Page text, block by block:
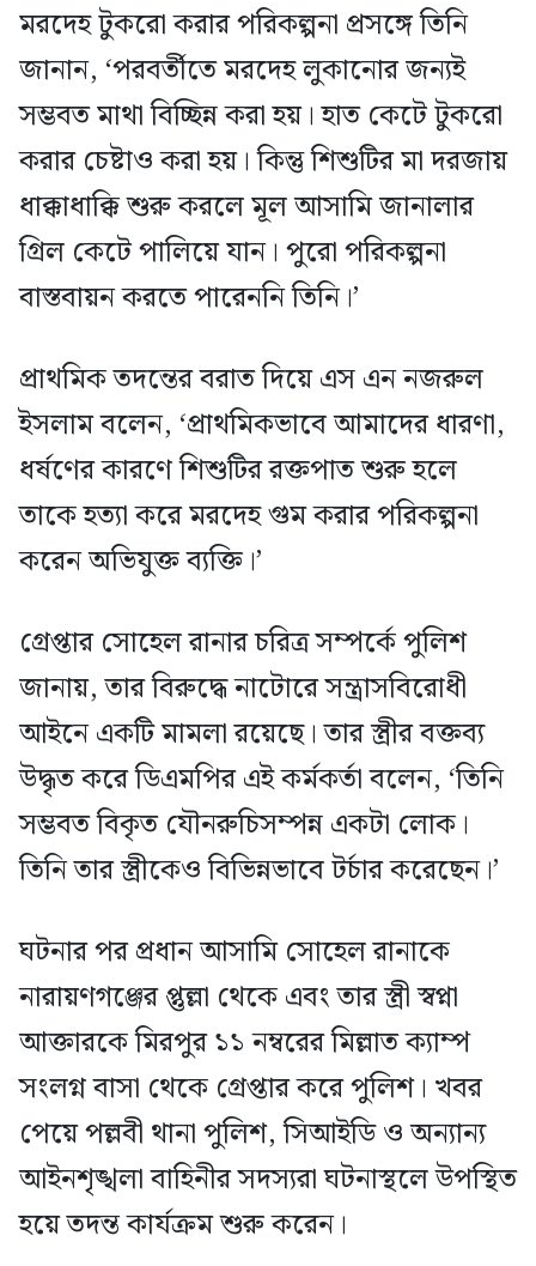
মরদেহ টুকরো করার পরিকল্পনা প্রসঙ্গে তিনি
জানান, ‘পরবর্তীতে মরদেহ লুকানোর জন্যই
সম্ভবত মাথা বিচ্ছিন্ন করা হয়। হাত কেটে টুকরো
করার চেষ্টাও করা হয়। কিন্তু শিশুটির মা দরজায়
ধাক্কাধাক্কি শুরু করলে মূল আসামি জানালার
গ্রিল কেটে পালিয়ে যান। পুরো পরিকল্পনা
বাস্তবায়ন করতে পারেননি তিনি।’
প্রাথমিক তদন্তের বরাত দিয়ে এস এন নজরুল
ইসলাম বলেন, ‘প্রাথমিকভাবে আমাদের ধারণা,
ধর্ষণের কারণে শিশুটির রক্তপাত শুরু হলে
তাকে হত্যা করে মরদেহ গুম করার পরিকল্পনা
করেন অভিযুক্ত ব্যক্তি।’
গ্রেপ্তার সোহেল রানার চরিত্র সম্পর্কে পুলিশ
জানায়, তার বিরুদ্ধে নাটোরে সন্ত্রাসবিরোধী
আইনে একটি মামলা রয়েছে। তার স্ত্রীর বক্তব্য
উদ্ধৃত করে ডিএমপির এই কর্মকর্তা বলেন, ‘তিনি
সম্ভবত বিকৃত যৌনরুচিসম্পন্ন একটা লোক।
তিনি তার স্ত্রীকেও বিভিন্নভাবে টর্চার করেছেন।’
ঘটনার পর প্রধান আসামি সোহেল রানাকে
নারায়ণগঞ্জের প্তুল্লা থেকে এবং তার স্ত্রী স্বপ্না
আক্তারকে মিরপুর ১১ নম্বরের মিল্লাত ক্যাম্প
সংলগ্ন বাসা থেকে গ্রেপ্তার করে পুলিশ। খবর
পেয়ে পল্লবী থানা পুলিশ, সিআইডি ও অন্যান্য
আইনশৃঙ্খলা বাহিনীর সদস্যরা ঘটনাস্থলে উপস্থিত
হয়ে তদন্ত কার্যক্রম শুরু করেন।